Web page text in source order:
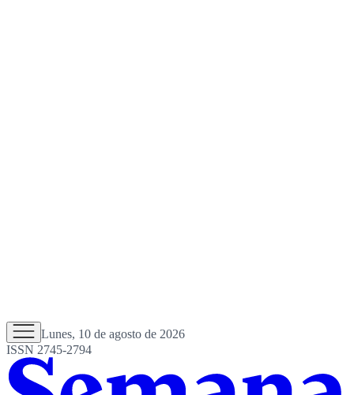
Lunes, 10 de agosto de 2026
ISSN 2745-2794